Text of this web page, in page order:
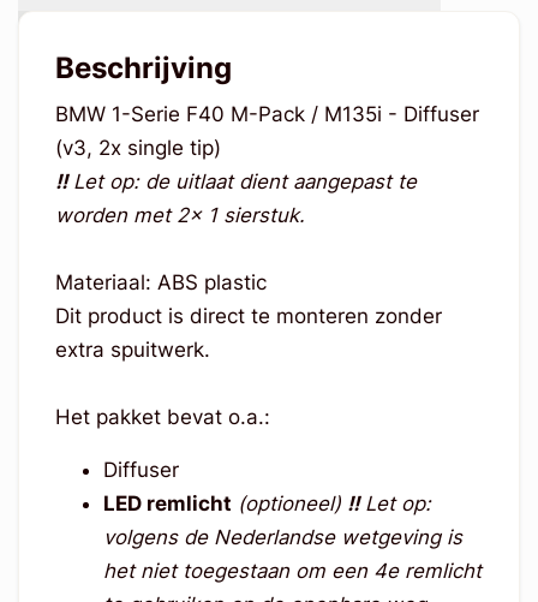
Beschrijving
BMW 1-Serie F40 M-Pack / M135i - Diffuser
(v3, 2x single tip)
!!Let op: de uitlaat dient aangepast te
worden met 2x 1 sierstuk.
Materiaal: ABS plastic
Dit product is direct te monteren zonder
extra spuitwerk.
Het pakket bevat o.a.:
Diffuser
LED remlicht (optioneel) !!Let op:
volgens de Nederlandse wetgeving is
het niet toegestaan om een 4e remlicht